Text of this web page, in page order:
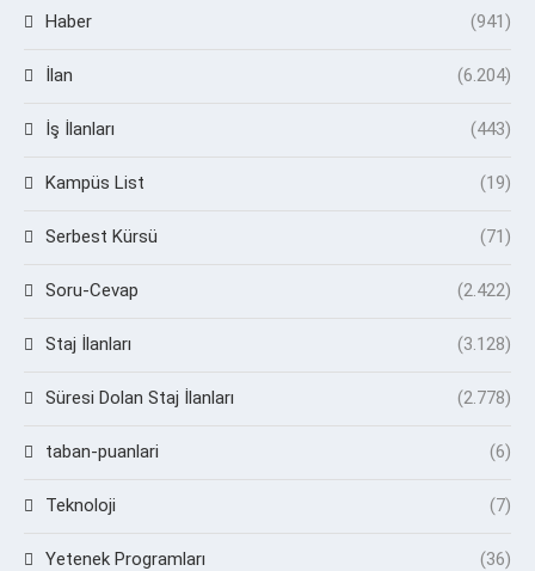
Haber (941)
İlan (6.204)
İş İlanları (443)
Kampüs List (19)
Serbest Kürsü (71)
Soru-Cevap (2.422)
Staj İlanları (3.128)
Süresi Dolan Staj İlanları (2.778)
taban-puanlari (6)
Teknoloji (7)
Yetenek Programları (36)